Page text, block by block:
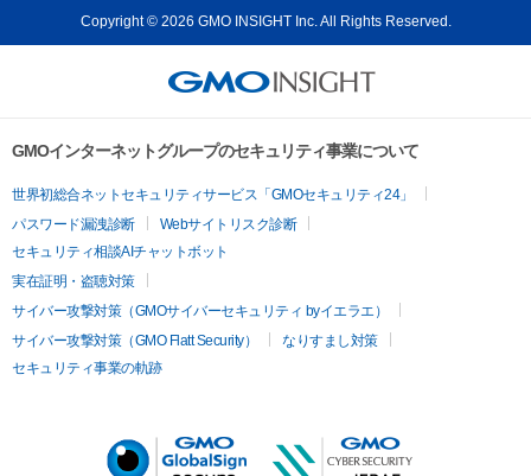
Copyright © 2026 GMO INSIGHT Inc. All Rights Reserved.
GMOインターネットグループのセキュリティ事業について
世界初総合ネットセキュリティサービス「GMOセキュリティ24」
パスワード漏洩診断
Webサイトリスク診断
セキュリティ相談AIチャットボット
実在証明・盗聴対策
サイバー攻撃対策（GMOサイバーセキュリティ byイエラエ）
サイバー攻撃対策（GMO Flatt Security）
なりすまし対策
セキュリティ事業の軌跡